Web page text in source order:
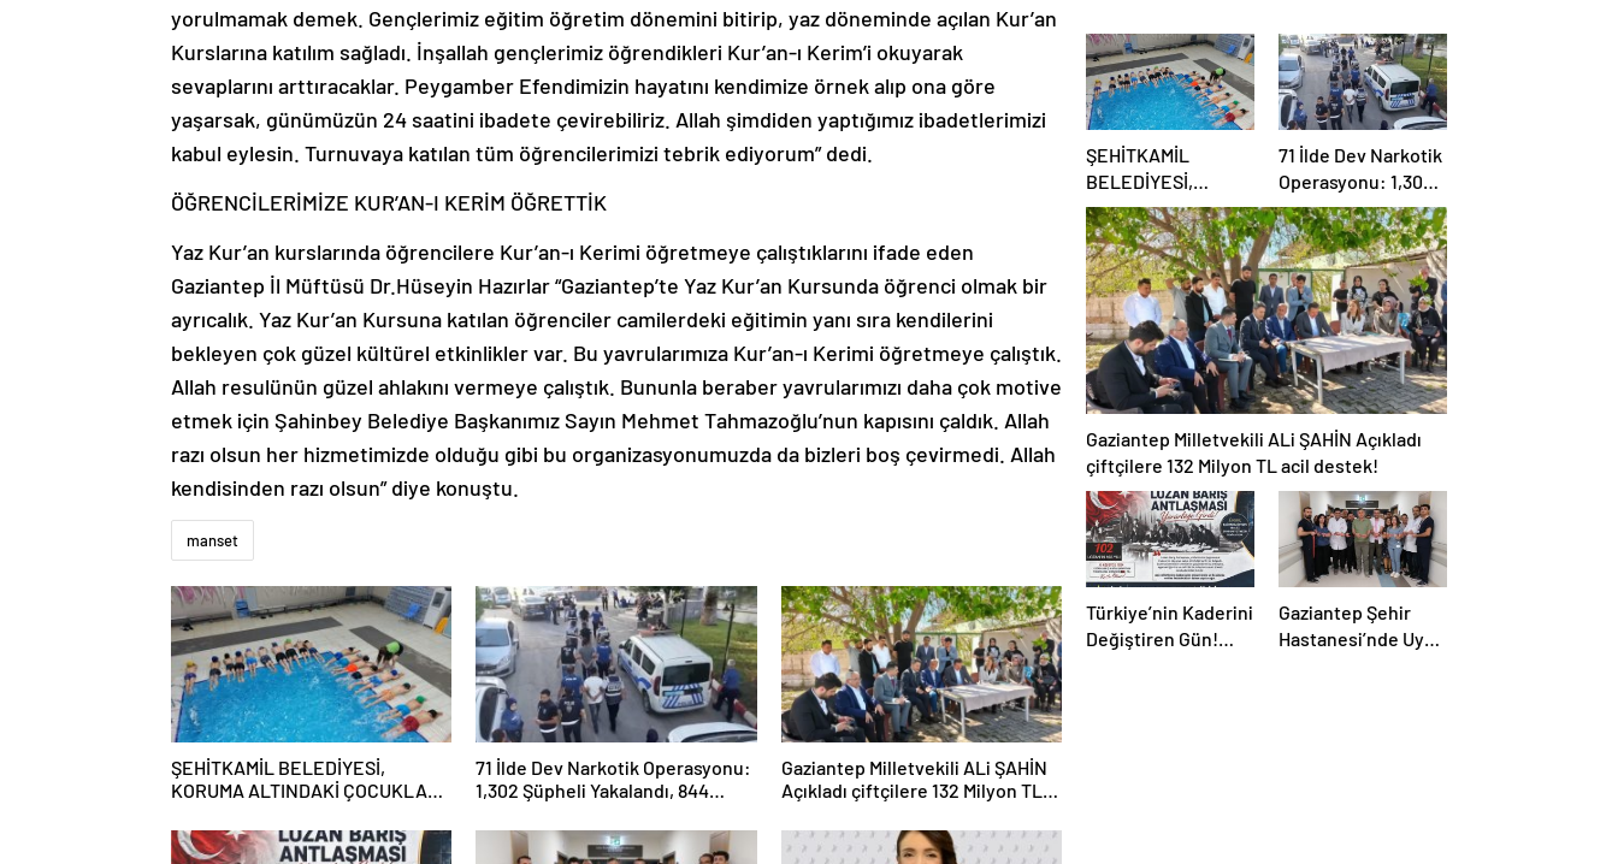
yorulmamak demek. Gençlerimiz eğitim öğretim dönemini bitirip, yaz döneminde açılan Kur’an
Kurslarına katılım sağladı. İnşallah gençlerimiz öğrendikleri Kur’an-ı Kerim’i okuyarak
sevaplarını arttıracaklar. Peygamber Efendimizin hayatını kendimize örnek alıp ona göre
yaşarsak, günümüzün 24 saatini ibadete çevirebiliriz. Allah şimdiden yaptığımız ibadetlerimizi
kabul eylesin. Turnuvaya katılan tüm öğrencilerimizi tebrik ediyorum” dedi.
ÖĞRENCİLERİMİZE KUR’AN-I KERİM ÖĞRETTİK
Yaz Kur’an kurslarında öğrencilere Kur’an-ı Kerimi öğretmeye çalıştıklarını ifade eden
Gaziantep İl Müftüsü Dr.Hüseyin Hazırlar “Gaziantep’te Yaz Kur’an Kursunda öğrenci olmak bir
ayrıcalık. Yaz Kur’an Kursuna katılan öğrenciler camilerdeki eğitimin yanı sıra kendilerini
bekleyen çok güzel kültürel etkinlikler var. Bu yavrularımıza Kur’an-ı Kerimi öğretmeye çalıştık.
Allah resulünün güzel ahlakını vermeye çalıştık. Bununla beraber yavrularımızı daha çok motive
etmek için Şahinbey Belediye Başkanımız Sayın Mehmet Tahmazoğlu’nun kapısını çaldık. Allah
razı olsun her hizmetimizde olduğu gibi bu organizasyonumuzda da bizleri boş çevirmedi. Allah
kendisinden razı olsun” diye konuştu.
manset
ŞEHİTKAMİL BELEDİYESİ,
KORUMA ALTINDAKİ ÇOCUKLARI
71 İlde Dev Narkotik Operasyonu:
1,302 Şüpheli Yakalandı, 844
Gaziantep Milletvekili ALi ŞAHİN
Açıkladı çiftçilere 132 Milyon TL
ŞEHİTKAMİL
BELEDİYESİ,
KORUMA ALTINDAKİ
ÇOCUKLARI
SPORLA
BULUŞTURUYOR
71 İlde Dev Narkotik
Operasyonu: 1,302
Şüpheli Yakalandı,
844 Tutuklama
Gaziantep Milletvekili ALi ŞAHİN Açıkladı
çiftçilere 132 Milyon TL acil destek!
Türkiye’nin Kaderini
Değiştiren Gün!
Gaziantep Şehir
Hastanesi’nde Uyku